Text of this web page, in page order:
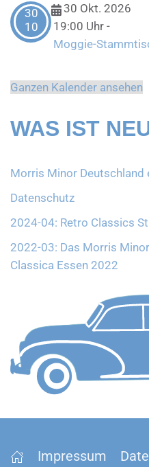
30
10
30 Okt. 2026
19:00 Uhr -
Moggie-
Ganzen Kalender ansehen
WAS IST
Morris Minor Deutschland
Datenschutz
2024-04: Retro Classics
2022-03: Das Morris
Classica Essen 2022
Impressum